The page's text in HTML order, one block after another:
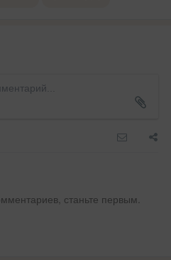
станьте первым.